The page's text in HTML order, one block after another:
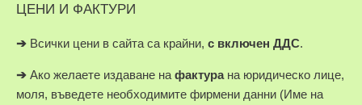
ЦЕНИ И ФАКТУРИ
➔ Всички цени в сайта са крайни, с включен ДДС.
➔ Ако желаете издаване на фактура на юридическо лице,
моля, въведете необходимите фирмени данни (Име на